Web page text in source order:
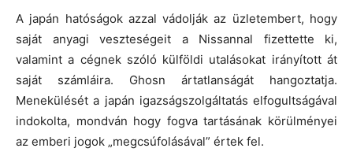
A japán hatóságok azzal vádolják az üzletembert, hogy
saját anyagi veszteségeit a Nissannal fizettette ki,
valamint a cégnek szóló külföldi utalásokat irányított át
saját számláira. Ghosn ártatlanságát hangoztatja.
Menekülését a japán igazságszolgáltatás elfogultságával
indokolta, mondván hogy fogva tartásának körülményei
az emberi jogok „megcsúfolásával” értek fel.